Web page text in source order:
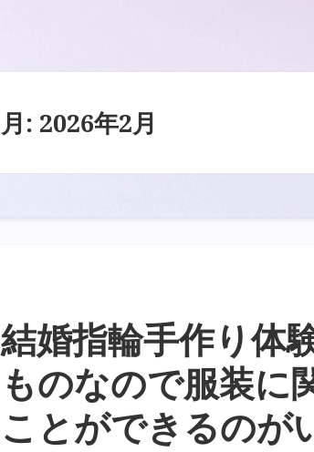
月: 2026年2月
結婚指輪手作り体
ものなので服装に
ことができるのが